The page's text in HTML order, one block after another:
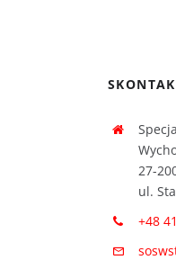
27-
ul.
+48